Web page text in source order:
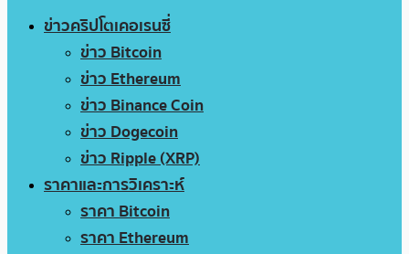
ข่าวคริปโตเคอเรนซี่
ข่าว Bitcoin
ข่าว Ethereum
ข่าว Binance Coin
ข่าว Dogecoin
ข่าว Ripple (XRP)
ราคาและการวิเคราะห์
ราคา Bitcoin
ราคา Ethereum